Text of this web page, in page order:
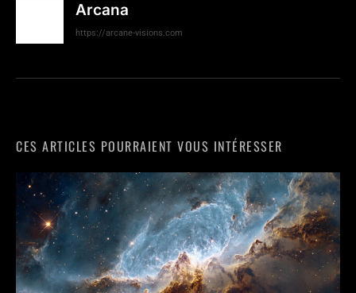
Arcana
https://arcane-visions.com
CES ARTICLES POURRAIENT VOUS INTÉRESSER